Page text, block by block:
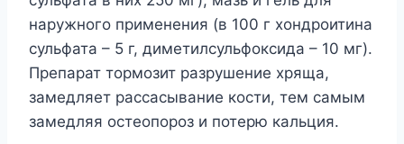
наружного применения (в 100 г хондроитина
сульфата – 5 г, диметилсульфоксида – 10 мг).
Препарат тормозит разрушение хряща,
замедляет рассасывание кости, тем самым
замедляя остеопороз и потерю кальция.